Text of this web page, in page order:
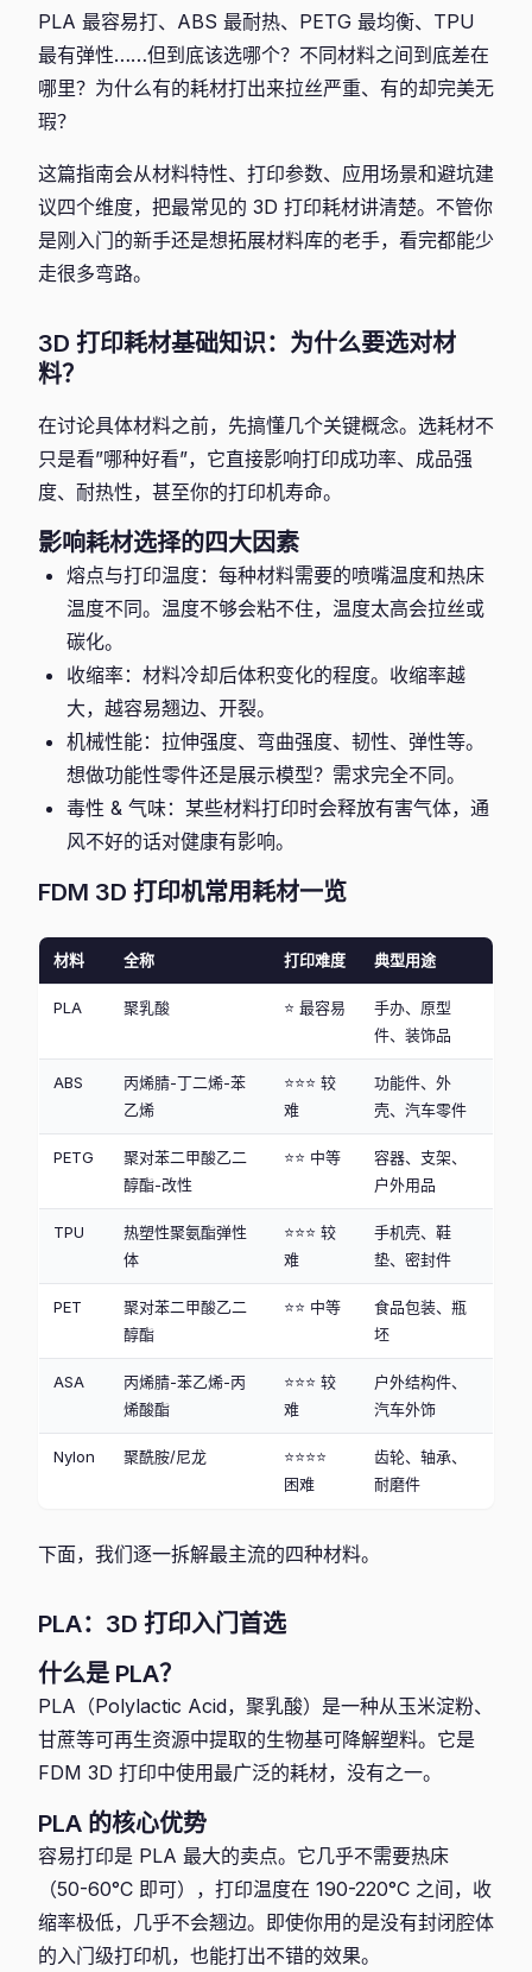
PLA 最容易打、ABS 最耐热、PETG 最均衡、TPU
最有弹性……但到底该选哪个？不同材料之间到底差在
哪里？为什么有的耗材打出来拉丝严重、有的却完美无
瑕？
这篇指南会从材料特性、打印参数、应用场景和避坑建
议四个维度，把最常见的 3D 打印耗材讲清楚。不管你
是刚入门的新手还是想拓展材料库的老手，看完都能少
走很多弯路。
3D 打印耗材基础知识：为什么要选对材
料？
在讨论具体材料之前，先搞懂几个关键概念。选耗材不
只是看”哪种好看”，它直接影响打印成功率、成品强
度、耐热性，甚至你的打印机寿命。
影响耗材选择的四大因素
熔点与打印温度：每种材料需要的喷嘴温度和热床
温度不同。温度不够会粘不住，温度太高会拉丝或
碳化。
收缩率：材料冷却后体积变化的程度。收缩率越
大，越容易翘边、开裂。
机械性能：拉伸强度、弯曲强度、韧性、弹性等。
想做功能性零件还是展示模型？需求完全不同。
毒性 & 气味：某些材料打印时会释放有害气体，通
风不好的话对健康有影响。
FDM 3D 打印机常用耗材一览
材料 全称 打印难度 典型用途
PLA 聚乳酸 ⭐ 最容易
手办、原型
件、装饰品
ABS
丙烯腈-丁二烯-苯
乙烯
⭐⭐⭐ 较
难
功能件、外
壳、汽车零件
PETG
聚对苯二甲酸乙二
醇酯-改性
⭐⭐ 中等
容器、支架、
户外用品
TPU
热塑性聚氨酯弹性
体
⭐⭐⭐ 较
难
手机壳、鞋
垫、密封件
PET
聚对苯二甲酸乙二
醇酯
⭐⭐ 中等
食品包装、瓶
坯
ASA
丙烯腈-苯乙烯-丙
烯酸酯
⭐⭐⭐ 较
难
户外结构件、
汽车外饰
Nylon 聚酰胺/尼龙
⭐⭐⭐⭐
困难
齿轮、轴承、
耐磨件
下面，我们逐一拆解最主流的四种材料。
PLA：3D 打印入门首选
什么是 PLA？
PLA（Polylactic Acid，聚乳酸）是一种从玉米淀粉、
甘蔗等可再生资源中提取的生物基可降解塑料。它是
FDM 3D 打印中使用最广泛的耗材，没有之一。
PLA 的核心优势
容易打印是 PLA 最大的卖点。它几乎不需要热床
（50-60°C 即可），打印温度在 190-220°C 之间，收
缩率极低，几乎不会翘边。即使你用的是没有封闭腔体
的入门级打印机，也能打出不错的效果。